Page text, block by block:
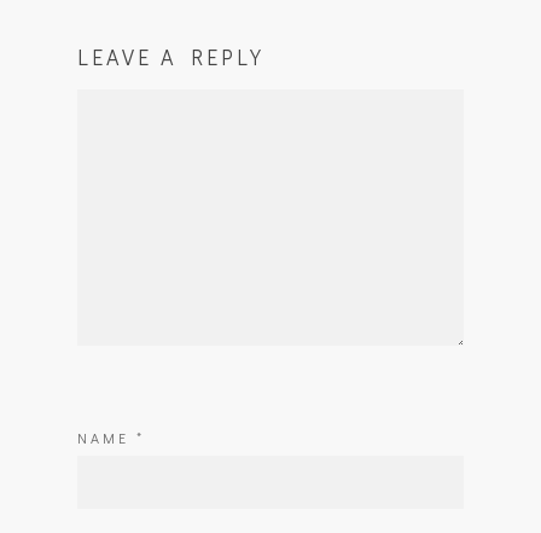
LEAVE A REPLY
NAME *